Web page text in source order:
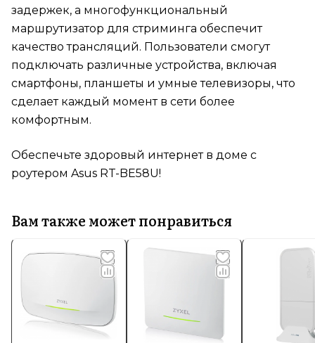
задержек, а многофункциональный
маршрутизатор для стриминга обеспечит
качество трансляций. Пользователи смогут
подключать различные устройства, включая
смартфоны, планшеты и умные телевизоры, что
сделает каждый момент в сети более
комфортным.
Обеспечьте здоровый интернет в доме с
роутером Asus RT-BE58U!
Вам также может понравиться